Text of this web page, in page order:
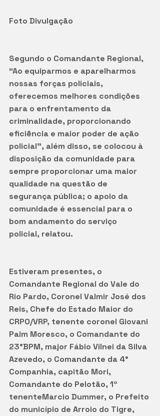
Foto Divulgação
Segundo o Comandante Regional,
“Ao equiparmos e aparelharmos
nossas forças policiais,
oferecemos melhores condições
para o enfrentamento da
criminalidade, proporcionando
eficiência e maior poder de ação
policial”, além disso, se colocou à
disposição da comunidade para
sempre proporcionar uma maior
qualidade na questão de
segurança pública; o apoio da
comunidade é essencial para o
bom andamento do serviço
policial, relatou.
Estiveram presentes, o
Comandante Regional do Vale do
Rio Pardo, Coronel Valmir José dos
Reis, Chefe do Estado Maior do
CRPO/VRP, tenente coronel Giovani
Paim Moresco, o Comandante do
23°BPM, major Fábio Vilnei da Silva
Azevedo, o Comandante da 4°
Companhia, capitão Mori,
Comandante do Pelotão, 1º
tenenteMarcio Dummer, o Prefeito
do município de Arroio do Tigre,